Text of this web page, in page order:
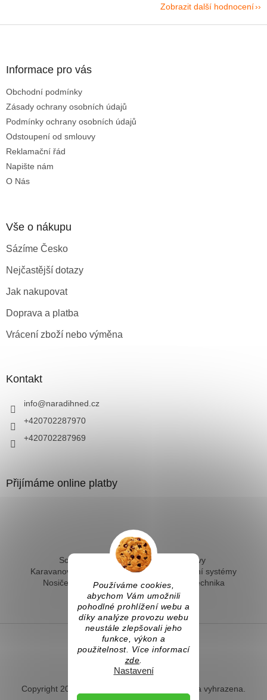
Používáme cookies,
abychom Vám umožnili
pohodlné prohlížení webu a
díky analýze provozu webu
neustále zlepšovali jeho
funkce, výkon a
použitelnost. Více informací
zde.
Nastavení
Zobrazit další hodnocení
Informace pro vás
Obchodní podmínky
Zásady ochrany osobních údajů
Podmínky ochrany osobních údajů
Odstoupení od smlouvy
Reklamační řád
Napište nám
O Nás
Vše o nákupu
Sázíme Česko
Nejčastější dotazy
Jak nakupovat
Doprava a platba
Vrácení zboží nebo výměna
Kontakt
info@naradihned.cz
+420702287970
+420702287969
Přijímáme online platby
Solární ohřev vody - kompletní sestavy
Karavanové solární systémy
Ostrovní solární systémy
Nosiče kol na tažné
Hevery a dílenská technika
Fotovoltaický ohřev vody
Vytvořil Shoptet
Copyright 2026 . Všechna práva vyhrazena.